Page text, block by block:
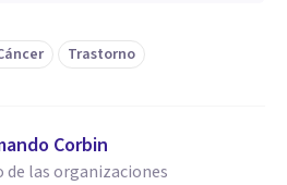
Trastorno
Corbin
de las organizaciones